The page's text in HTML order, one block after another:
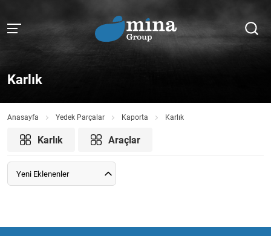
Karlık
Anasayfa Yedek Parçalar Kaporta Karlık
Karlık Araçlar
Yeni Eklenenler